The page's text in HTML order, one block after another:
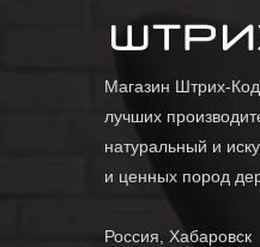
Магазин Штрих-
лучших
натуральный и
и ценных пород
Россия, Хабаровск